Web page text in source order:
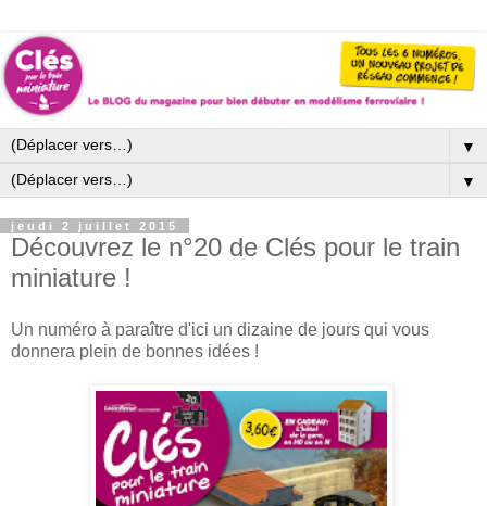
▼
▼
jeudi 2 juillet 2015
Découvrez le n°20 de Clés pour le train
miniature !
Un numéro à paraître d'ici un dizaine de jours qui vous
donnera plein de bonnes idées !